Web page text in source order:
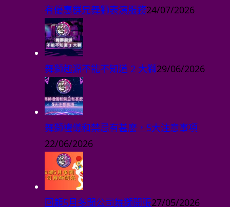
回顧5月多間公司舞獅開張
MART APM MOLLY 主題店
11/05/2026
南獅 採青
舞獅採青
舞獅注意 舞獅用具 舞獅禁忌 舞獅禮儀